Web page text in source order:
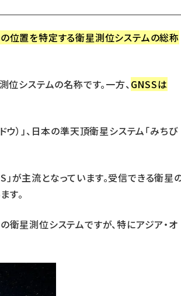
置を特定する衛星測位システムの総称
システムの名称です。一方、 GNSSは
ウ）」、日本の準天頂衛星システム「みちび
が主流となっています。受信できる衛星
す。
衛星測位システムですが、特にアジア・オ